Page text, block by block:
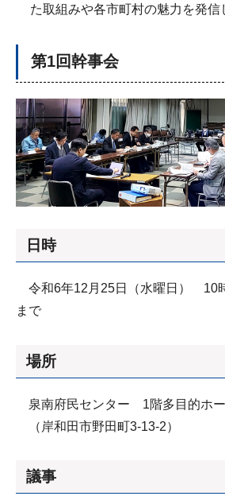
た取組みや各市町村の魅力を発信
第1回幹事会
日時
令和6年12月25日（水曜日） 10
まで
場所
泉南府民センター 1階多目的ホ
（岸和田市野田町3-13-2）
議事